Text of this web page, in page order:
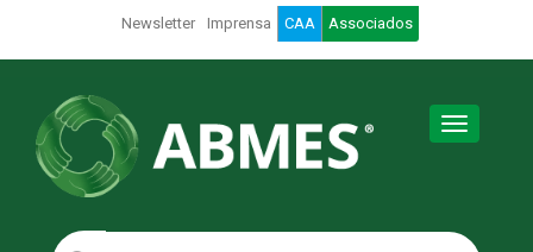
Newsletter Imprensa CAA Associados
Toggle